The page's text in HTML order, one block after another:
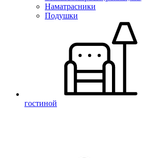
Наматрасники
Подушки
гостиной